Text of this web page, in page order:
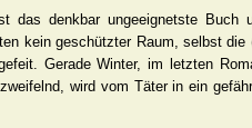
das denkbar ungeeignetste Buch
kein geschützter Raum, selbst
Gerade Winter, im letzten
wird vom Täter in ein